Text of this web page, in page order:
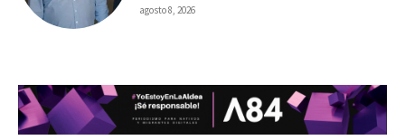
agosto 8, 2026